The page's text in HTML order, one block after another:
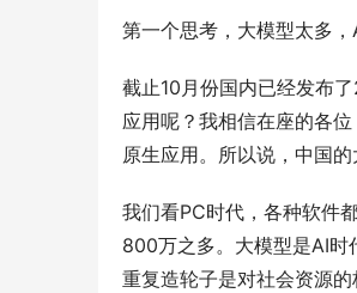
第一个思考，大模型太多，
截止10月份国内已经发布
应用呢？我相信在座的各
原生应用。所以说，中国
我们看PC时代，各种软件
800万之多。大模型是AI时
重复造轮子是对社会资源